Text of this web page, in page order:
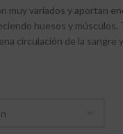
muy variados y aportan
huesos y músculos.
circulación de la sangre